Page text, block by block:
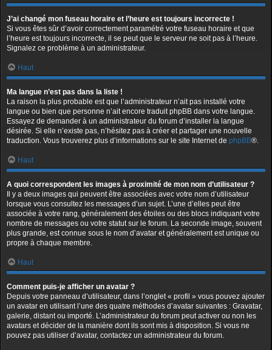
J’ai changé mon fuseau horaire et l’heure est toujours incorrecte !
Si vous êtes sûr d’avoir correctement paramétré votre fuseau horaire et que
l’heure est toujours incorrecte, il se peut que le serveur ne soit pas à l’heure.
Signalez ce problème à un administrateur.
Haut
Ma langue n’est pas dans la liste !
La raison la plus probable est que l’administrateur n’ait pas installé votre
langue ou bien que personne n’ait encore traduit phpBB dans votre langue.
Essayez de demander à un administrateur du forum d’installer la langue
désirée. Si elle n’existe pas, n’hésitez pas à créer et partager une nouvelle
traduction. Vous trouverez plus d’informations sur le site Internet de phpBB®.
Haut
A quoi correspondent les images à proximité de mon nom d’utilisateur ?
Il y a deux images qui peuvent être associées avec votre nom d’utilisateur
lorsque vous consultez les messages d’un sujet. L’une d’elles peut être
associée à votre rang, généralement des étoiles ou des blocs indiquant votre
nombre de messages ou votre statut sur le forum. La seconde image, souvent
plus grande, est connue sous le nom d’avatar et généralement est unique ou
propre à chaque membre.
Haut
Comment puis-je afficher un avatar ?
Depuis votre panneau d’utilisateur, dans l’onglet « profil » vous pouvez ajouter
un avatar en utilisant l’une des quatre méthodes d’avatar suivantes : Gravatar,
galerie, distant ou importé. L’administrateur du forum peut activer ou non les
avatars et décider de la manière dont ils sont mis à disposition. Si vous ne
pouvez pas utiliser d’avatar, contactez un administrateur du forum.